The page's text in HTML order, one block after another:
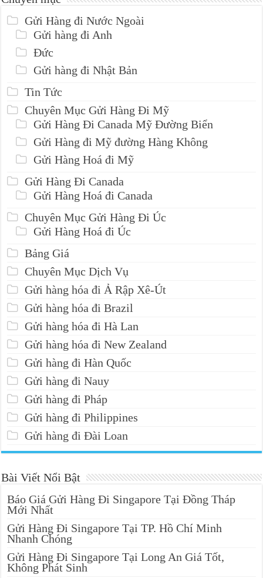
Gửi Hàng đi Nước Ngoài
Gửi hàng đi Anh
Đức
Gửi hàng đi Nhật Bản
Tin Tức
Chuyên Mục Gửi Hàng Đi Mỹ
Gửi Hàng Đi Canada Mỹ Đường Biển
Gửi Hàng đi Mỹ đường Hàng Không
Gửi Hàng Hoá đi Mỹ
Gửi Hàng Đi Canada
Gửi Hàng Hoá đi Canada
Chuyên Mục Gửi Hàng Đi Úc
Gửi Hàng Hoá đi Úc
Bảng Giá
Chuyên Mục Dịch Vụ
Gửi hàng hóa đi Ả Rập Xê-Út
Gửi hàng hóa đi Brazil
Gửi hàng hóa đi Hà Lan
Gửi hàng hóa đi New Zealand
Gửi hàng đi Hàn Quốc
Gửi hàng đi Nauy
Gửi hàng đi Pháp
Gửi hàng đi Philippines
Gửi hàng đi Đài Loan
Bài Viết Nổi Bật
Báo Giá Gửi Hàng Đi Singapore Tại Đồng Tháp
Mới Nhất
Gửi Hàng Đi Singapore Tại TP. Hồ Chí Minh
Nhanh Chóng
Gửi Hàng Đi Singapore Tại Long An Giá Tốt,
Không Phát Sinh